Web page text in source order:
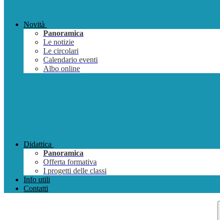
Novità
Panoramica
Le notizie
Le circolari
Calendario eventi
Albo online
Didattica
Panoramica
Offerta formativa
I progetti delle classi
Info utili
Contatti